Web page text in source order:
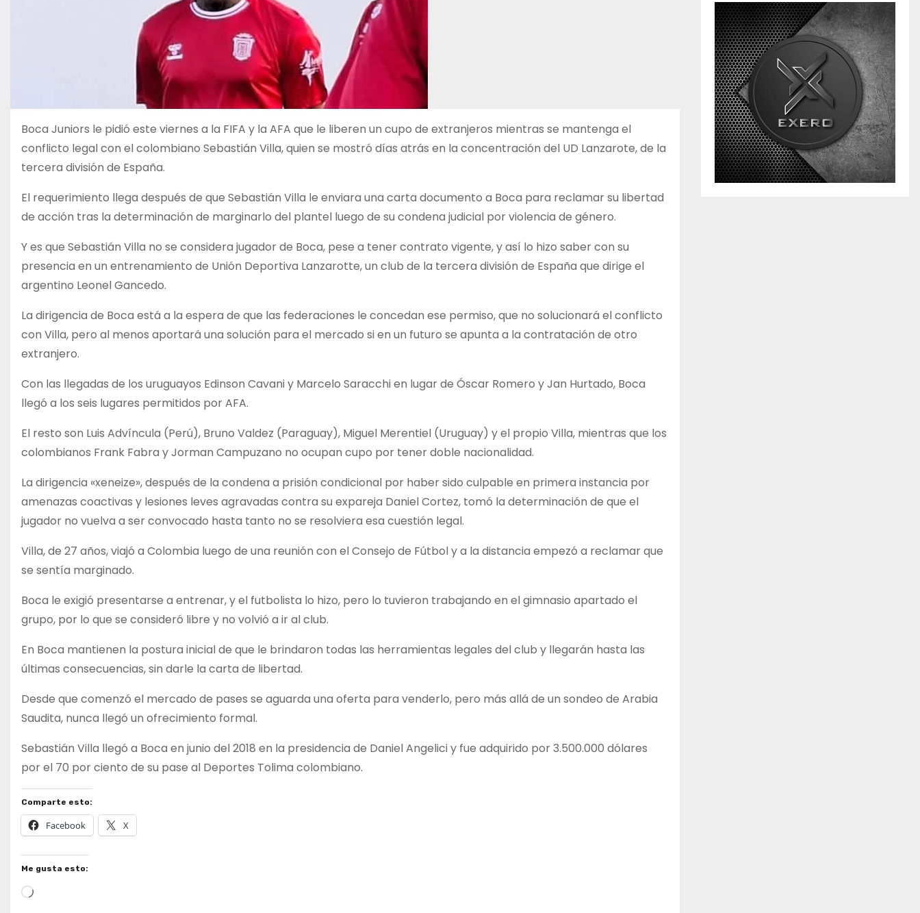
Boca Juniors le pidió este viernes a la FIFA y la AFA que le liberen un cupo de extranjeros mientras se mantenga el
conflicto legal con el colombiano Sebastián Villa, quien se mostró días atrás en la concentración del UD Lanzarote, de la
tercera división de España.
El requerimiento llega después de que Sebastián Villa le enviara una carta documento a Boca para reclamar su libertad
de acción tras la determinación de marginarlo del plantel luego de su condena judicial por violencia de género.
Y es que Sebastián Villa no se considera jugador de Boca, pese a tener contrato vigente, y así lo hizo saber con su
presencia en un entrenamiento de Unión Deportiva Lanzarotte, un club de la tercera división de España que dirige el
argentino Leonel Gancedo.
La dirigencia de Boca está a la espera de que las federaciones le concedan ese permiso, que no solucionará el conflicto
con Villa, pero al menos aportará una solución para el mercado si en un futuro se apunta a la contratación de otro
extranjero.
Con las llegadas de los uruguayos Edinson Cavani y Marcelo Saracchi en lugar de Óscar Romero y Jan Hurtado, Boca
llegó a los seis lugares permitidos por AFA.
El resto son Luis Advíncula (Perú), Bruno Valdez (Paraguay), Miguel Merentiel (Uruguay) y el propio Villa, mientras que los
colombianos Frank Fabra y Jorman Campuzano no ocupan cupo por tener doble nacionalidad.
La dirigencia «xeneize», después de la condena a prisión condicional por haber sido culpable en primera instancia por
amenazas coactivas y lesiones leves agravadas contra su expareja Daniel Cortez, tomó la determinación de que el
jugador no vuelva a ser convocado hasta tanto no se resolviera esa cuestión legal.
Villa, de 27 años, viajó a Colombia luego de una reunión con el Consejo de Fútbol y a la distancia empezó a reclamar que
se sentía marginado.
Boca le exigió presentarse a entrenar, y el futbolista lo hizo, pero lo tuvieron trabajando en el gimnasio apartado el
grupo, por lo que se consideró libre y no volvió a ir al club.
En Boca mantienen la postura inicial de que le brindaron todas las herramientas legales del club y llegarán hasta las
últimas consecuencias, sin darle la carta de libertad.
Desde que comenzó el mercado de pases se aguarda una oferta para venderlo, pero más allá de un sondeo de Arabia
Saudita, nunca llegó un ofrecimiento formal.
Sebastián Villa llegó a Boca en junio del 2018 en la presidencia de Daniel Angelici y fue adquirido por 3.500.000 dólares
por el 70 por ciento de su pase al Deportes Tolima colombiano.
Comparte esto:
Facebook X
Me gusta esto:
Cargando...